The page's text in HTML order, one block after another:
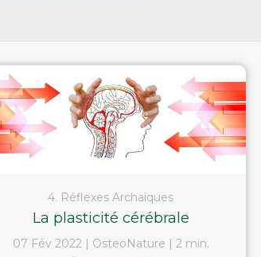
4. Réflexes Archaïques
La plasticité cérébrale
07 Fév 2022 OsteoNature 2 min.